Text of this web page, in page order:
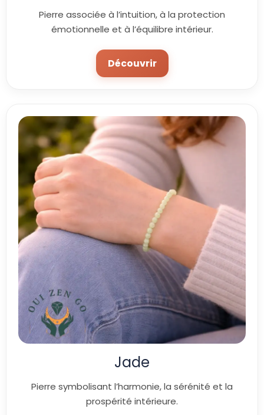
Pierre associée à l’intuition, à la protection
émotionnelle et à l’équilibre intérieur.
Découvrir
Jade
Pierre symbolisant l’harmonie, la sérénité et la
prospérité intérieure.